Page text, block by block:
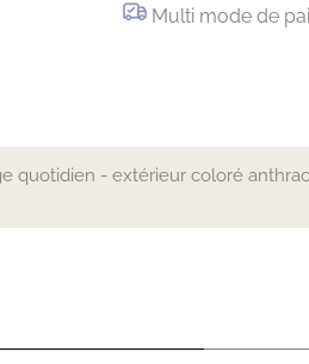
Multi mode de
quotidien - extérieur coloré